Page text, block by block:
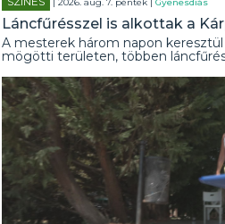
Láncfűrésszel is alkottak a
A mesterek három napon
mögötti területen, többen